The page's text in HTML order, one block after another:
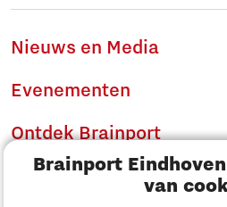
Brainport
van
Nieuws en Media
Evenementen
Ontdek Brainport
Innovatie